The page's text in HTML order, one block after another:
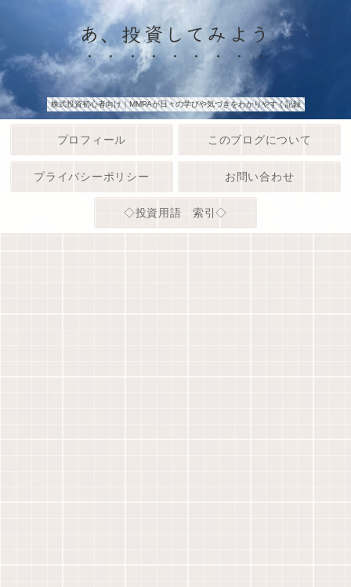
あ、投資してみよう
株式投資初心者向け｜MMPAが日々の学びや気づきをわかりやすく記録
プロフィール このブログについて
プライバシーポリシー お問い合わせ
◇投資用語 索引◇